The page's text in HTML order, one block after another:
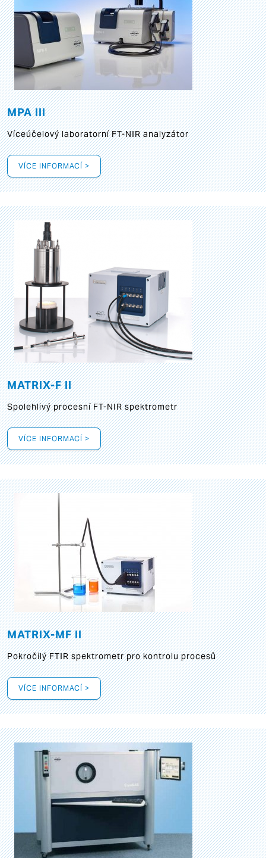
MPA III
Víceúčelový laboratorní FT-NIR analyzátor
VÍCE INFORMACÍ >
MATRIX-F II
Spolehlivý procesní FT-NIR spektrometr
VÍCE INFORMACÍ >
MATRIX-MF II
Pokročilý FTIR spektrometr pro kontrolu procesů
VÍCE INFORMACÍ >